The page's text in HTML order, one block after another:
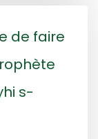
de faire
s-